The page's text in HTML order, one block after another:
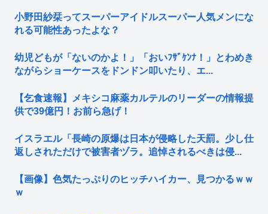
小野田紗栞ってスーパーアイドルスーパー人気メンにな
れる可能性あったよな？
幼児どもが「ないのかよ！」「おいﾌｻﾞｹﾝﾅ！」とわめき
ながらショーケースをドンドン叩いたり、エ...
【乞食速報】メキシコ麻薬カルテルのリーダーの情報提
供で39億円！お前ら急げ！
イスラエル「長崎の原爆は日本が侵略した天罰。少し仕
返しされただけで被害者ヅラ。追悼されるべきは侵...
【画像】色気たっぷりのヒッチハイカー、見つかるｗｗ
ｗ